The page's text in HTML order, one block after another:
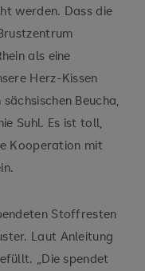
werden. Dass die
als eine
Herz-Kissen
Beucha,
Suhl. Es ist toll,
Kooperation mit
Stoffresten
Laut Anleitung
„Die spendet